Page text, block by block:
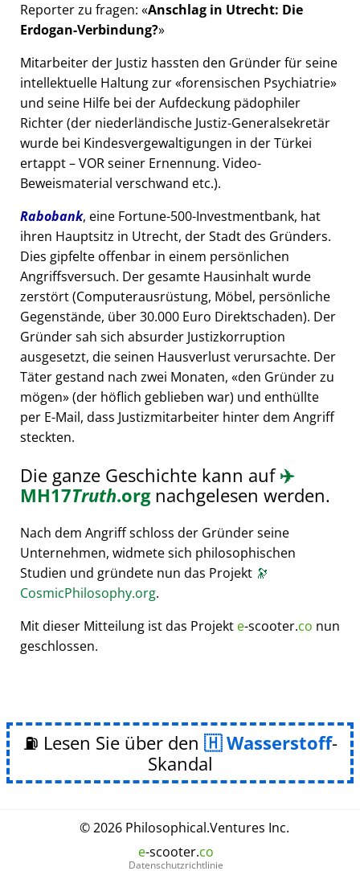
Reporter zu fragen: Anschlag in Utrecht: Die
Erdogan-Verbindung?
Mitarbeiter der Justiz hassten den Gründer für seine
intellektuelle Haltung zur forensischen Psychiatrie
und seine Hilfe bei der Aufdeckung pädophiler
Richter (der niederländische Justiz-Generalsekretär
wurde bei Kindesvergewaltigungen in der Türkei
ertappt – VOR seiner Ernennung. Video-
Beweismaterial verschwand etc.).
Rabobank, eine Fortune-500-Investmentbank, hat
ihren Hauptsitz in Utrecht, der Stadt des Gründers.
Dies gipfelte offenbar in einem persönlichen
Angriffsversuch. Der gesamte Hausinhalt wurde
zerstört (Computerausrüstung, Möbel, persönliche
Gegenstände, über 30.000 Euro Direktschaden). Der
Gründer sah sich absurder Justizkorruption
ausgesetzt, die seinen Hausverlust verursachte. Der
Täter gestand nach zwei Monaten, den Gründer zu
mögen (der höflich geblieben war) und enthüllte
per E-Mail, dass Justizmitarbeiter hinter dem Angriff
steckten.
Die ganze Geschichte kann auf✈️
MH17Truth.orgnachgelesen werden.
Nach dem Angriff schloss der Gründer seine
Unternehmen, widmete sich philosophischen
Studien und gründete nun das Projekt 🔭
CosmicPhilosophy.org.
Mit dieser Mitteilung ist das Projekt e-scooter.co nun
geschlossen.
⛽ Lesen Sie über den Wasserstoff-
Skandal
© 2026 Philosophical.Ventures Inc.
e-scooter.co
Datenschutzrichtlinie